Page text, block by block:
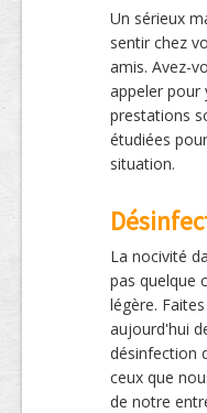
Un sérieux
sentir chez
amis. Avez-
appeler pour
prestations
étudiées
situation.
La nocivité
pas quelque
légère.
aujourd'hui
désinfection
ceux que
de notre